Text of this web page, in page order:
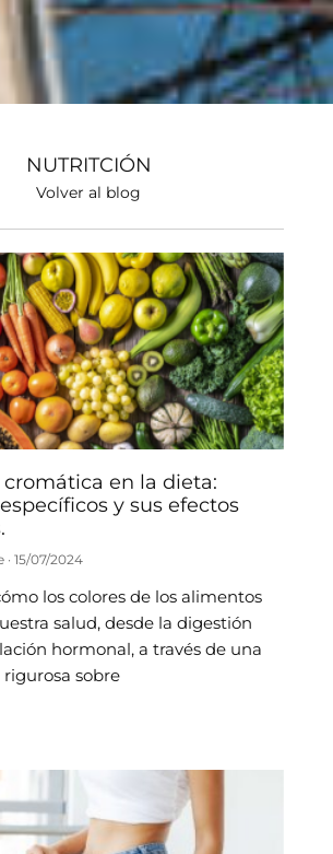
NUTRITCIÓN
Volver al blog
en la dieta:
y sus efectos
15/07/2024
los colores de los alimentos
salud, desde la digestión
hormonal, a través de una
sobre